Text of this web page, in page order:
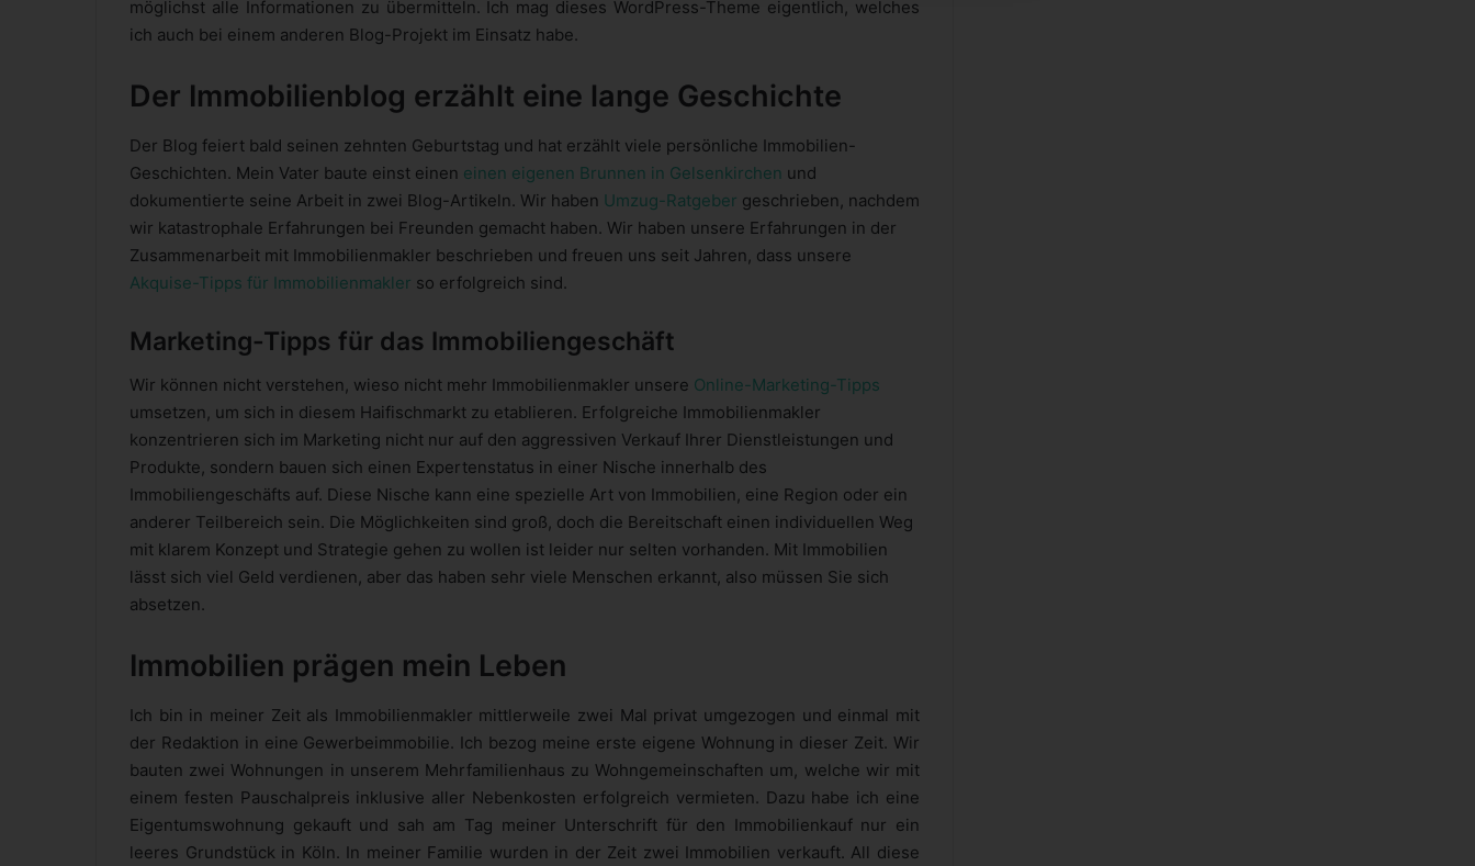
möglichst alle Informationen zu übermitteln. Ich mag dieses WordPress-Theme eigentlich, welches
ich auch bei einem anderen Blog-Projekt im Einsatz habe.
Der Immobilienblog erzählt eine lange Geschichte
Der Blog feiert bald seinen zehnten Geburtstag und hat erzählt viele persönliche Immobilien-
Geschichten. Mein Vater baute einst einen einen eigenen Brunnen in Gelsenkirchen und
dokumentierte seine Arbeit in zwei Blog-Artikeln. Wir haben Umzug-Ratgeber geschrieben, nachdem
wir katastrophale Erfahrungen bei Freunden gemacht haben. Wir haben unsere Erfahrungen in der
Zusammenarbeit mit Immobilienmakler beschrieben und freuen uns seit Jahren, dass unsere
Akquise-Tipps für Immobilienmakler so erfolgreich sind.
Marketing-Tipps für das Immobiliengeschäft
Wir können nicht verstehen, wieso nicht mehr Immobilienmakler unsere Online-Marketing-Tipps
umsetzen, um sich in diesem Haifischmarkt zu etablieren. Erfolgreiche Immobilienmakler
konzentrieren sich im Marketing nicht nur auf den aggressiven Verkauf Ihrer Dienstleistungen und
Produkte, sondern bauen sich einen Expertenstatus in einer Nische innerhalb des
Immobiliengeschäfts auf. Diese Nische kann eine spezielle Art von Immobilien, eine Region oder ein
anderer Teilbereich sein. Die Möglichkeiten sind groß, doch die Bereitschaft einen individuellen Weg
mit klarem Konzept und Strategie gehen zu wollen ist leider nur selten vorhanden. Mit Immobilien
lässt sich viel Geld verdienen, aber das haben sehr viele Menschen erkannt, also müssen Sie sich
absetzen.
Immobilien prägen mein Leben
Ich bin in meiner Zeit als Immobilienmakler mittlerweile zwei Mal privat umgezogen und einmal mit
der Redaktion in eine Gewerbeimmobilie. Ich bezog meine erste eigene Wohnung in dieser Zeit. Wir
bauten zwei Wohnungen in unserem Mehrfamilienhaus zu Wohngemeinschaften um, welche wir mit
einem festen Pauschalpreis inklusive aller Nebenkosten erfolgreich vermieten. Dazu habe ich eine
Eigentumswohnung gekauft und sah am Tag meiner Unterschrift für den Immobilienkauf nur ein
leeres Grundstück in Köln. In meiner Familie wurden in der Zeit zwei Immobilien verkauft. All diese